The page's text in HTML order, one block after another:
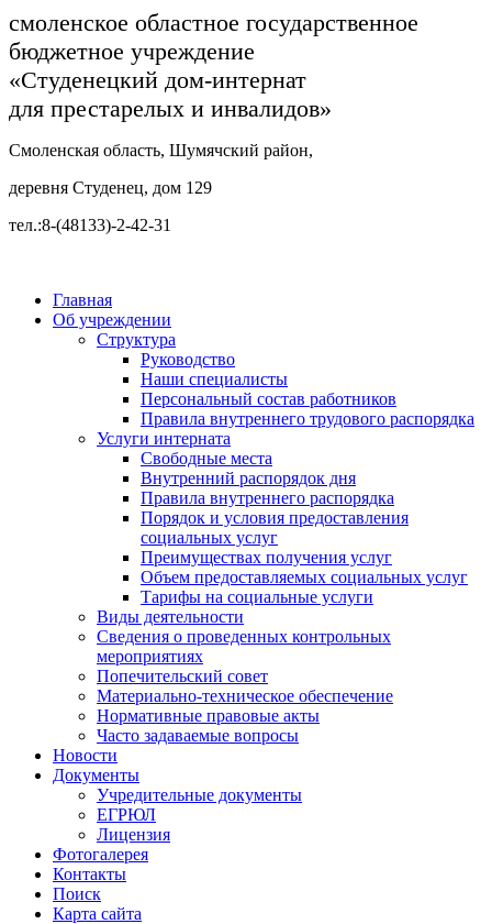
смоленское областное государственное
бюджетное учреждение
«Студенецкий дом-интернат
для престарелых и инвалидов»
Смоленская область, Шумячский район,
деревня Студенец, дом 129
тел.:8-(48133)-2-42-31
Главная
Об учреждении
Структура
Руководство
Наши специалисты
Персональный состав работников
Правила внутреннего трудового распорядка
Услуги интерната
Свободные места
Внутренний распорядок дня
Правила внутреннего распорядка
Порядок и условия предоставления
социальных услуг
Преимуществах получения услуг
Объем предоставляемых социальных услуг
Тарифы на социальные услуги
Виды деятельности
Сведения о проведенных контрольных
мероприятиях
Попечительский совет
Материально-техническое обеспечение
Нормативные правовые акты
Часто задаваемые вопросы
Новости
Документы
Учредительные документы
ЕГРЮЛ
Лицензия
Фотогалерея
Контакты
Поиск
Карта сайта